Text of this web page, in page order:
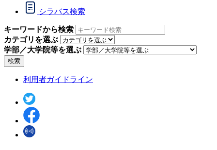
シラバス検索
キーワードから検索
カテゴリを選ぶ
学部／大学院等を選ぶ
検索
利用者ガイドライン